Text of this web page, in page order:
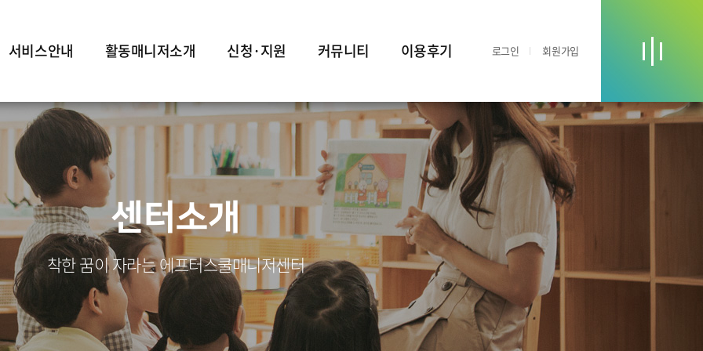
서비스안내 활동매니저소개 신청·지원 커뮤니티 이용후기 로그인 회원가입
센터소개
착한 꿈이 자라는 에프터스쿨매니저센터